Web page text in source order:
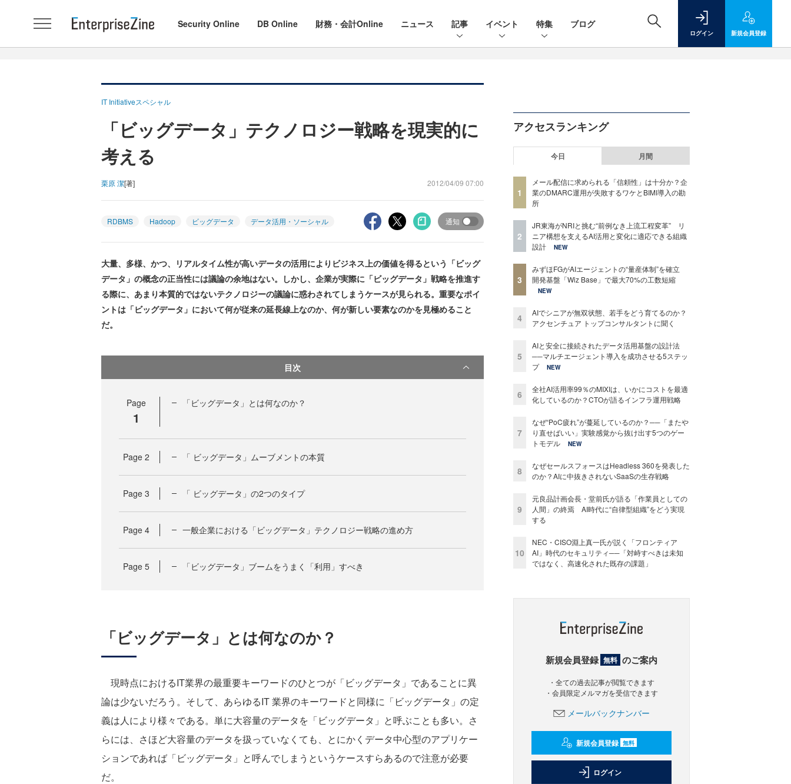
Security Online DB Online 財務・会計Online ニュース 記事 イベント 特集 ブログ
ログイン 新規会員登録
IT Initiativeスペシャル
「ビッグデータ」テクノロジー戦略を現実的に
考える
栗原 潔[著] 2012/04/09 07:00
RDBMS Hadoop ビッグデータ データ活用・ソーシャル 通知
大量、多様、かつ、リアルタイム性が高いデータの活用によりビジネス上の価値を得るという「ビッグ
データ」の概念の正当性には議論の余地はない。しかし、企業が実際に「ビッグデータ」戦略を推進す
る際に、あまり本質的ではないテクノロジーの議論に惑わされてしまうケースが見られる。重要なポイ
ントは「ビッグデータ」において何が従来の延長線上なのか、何が新しい要素なのかを見極めること
だ。
目次
Page
1
「ビッグデータ」とは何なのか？
Page 2 「 ビッグデータ」ムーブメントの本質
Page 3 「 ビッグデータ」の2つのタイプ
Page 4 一般企業における「ビッグデータ」テクノロジー戦略の進め方
Page 5 「ビッグデータ」ブームをうまく「利用」すべき
「ビッグデータ」とは何なのか？
現時点におけるIT業界の最重要キーワードのひとつが「ビッグデータ」であることに異
論は少ないだろう。そして、あらゆるIT 業界のキーワードと同様に「ビッグデータ」の定
義は人により様々である。単に大容量のデータを「ビッグデータ」と呼ぶことも多い。さ
らには、さほど大容量のデータを扱っていなくても、とにかくデータ中心型のアプリケー
ションであれば「ビッグデータ」と呼んでしまうというケースすらあるので注意が必要
だ。
アクセスランキング
今日 月間
1
メール配信に求められる「信頼性」は十分か？企
業のDMARC運用が失敗するワケとBIMI導入の勘
所
2
JR東海がNRIと挑む“前例なき上流工程変革” リ
ニア構想を支えるAI活用と変化に適応できる組織
設計
NEW
3
みずほFGがAIエージェントの“量産体制”を確立
開発基盤「Wiz Base」で最大70%の工数短縮
NEW
4
AIでシニアが無双状態、若手をどう育てるのか？
アクセンチュア トップコンサルタントに聞く
5
AIと安全に接続されたデータ活用基盤の設計法
──マルチエージェント導入を成功させる5ステッ
プ
NEW
6
全社AI活用率99％のMIXIは、いかにコストを最適
化しているのか？CTOが語るインフラ運用戦略
7
なぜ“PoC疲れ”が蔓延しているのか？──「またや
り直せばいい」実験感覚から抜け出す5つのゲー
トモデル
NEW
8
なぜセールスフォースはHeadless 360を発表した
のか？AIに中抜きされないSaaSの生存戦略
9
元良品計画会長・堂前氏が語る「作業員としての
人間」の終焉 AI時代に“自律型組織”をどう実現
する
10
NEC・CISO淵上真一氏が説く「フロンティア
AI」時代のセキュリティ──「対峙すべきは未知
ではなく、高速化された既存の課題」
新規会員登録 無料 のご案内
・全ての過去記事が閲覧できます
・会員限定メルマガを受信できます
メールバックナンバー
新規会員登録 無料
ログイン